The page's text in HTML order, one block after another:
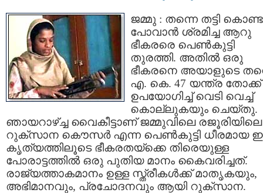
ജമ്മു : തന്നെ തട്ടി
പോവാന്‍ ശ്രമിച്ച ആറു
ഭീകരരെ പെണ്‍കുട്ടി
തുരത്തി. അതില്‍ ഒരു
ഭീകരനെ അയാളുടെ
എ. കെ. 47 യന്ത്ര തോക്ക്
ഉപയോഗിച്ച് വെടി വെച്ച്
കൊല്ലുകയും ചെയ്തു.
ഞായറാഴ്‌ച്ച വൈകീട്ടാണ് ജമ്മുവിലെ രജൂരിയിലെ
റുക്സാന കൌസര്‍ എന്ന പെണ്‍കുട്ടി ധീരമായ
കൃത്യത്തിലൂടെ ഭീകരതയ്ക്കെ തിരെയുള്ള
പോരാട്ടത്തില്‍ ഒരു പുതിയ മാനം കൈവരിച്ചത്.
രാജ്യത്താകമാനം ഉള്ള സ്ത്രീകള്‍ക്ക് മാതൃകയും,
അഭിമാനവും, പ്രചോദനവും ആയി റുക്സാന.